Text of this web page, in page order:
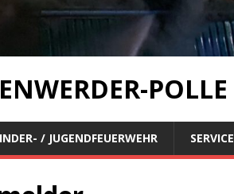
POLLE
/ JUGENDFEUERWEHR SERVICE